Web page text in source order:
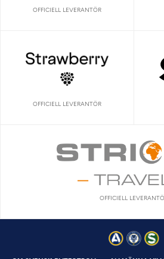
OFFICIELL LEVERANTÖR
OFFICIELL LEVERANTÖR
OFFICIELL